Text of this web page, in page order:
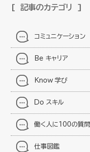
記事のカテゴリ
コミュニケーション
Be キャリア
Know 学び
Do スキル
働く人に100の質問
仕事図鑑